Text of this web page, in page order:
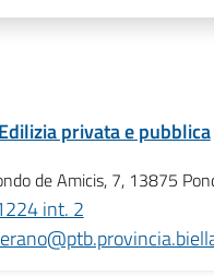
privata e pubblica
de Amicis, 7, 13875
int. 2